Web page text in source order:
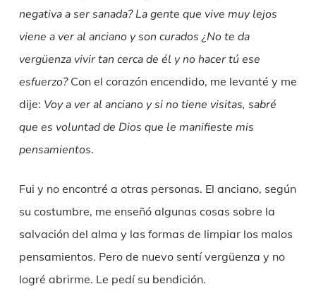
negativa a ser sanada? La gente que vive muy lejos
viene a ver al anciano y son curados ¿No te da
vergüenza vivir tan cerca de él y no hacer tú ese
esfuerzo?Con el corazón encendido, me levanté y me
dije: Voy a ver al anciano y si no tiene visitas, sabré
que es voluntad de Dios que le manifieste mis
pensamientos.
Fui y no encontré a otras personas. El anciano, según
su costumbre, me enseñó algunas cosas sobre la
salvación del alma y las formas de limpiar los malos
pensamientos. Pero de nuevo sentí vergüenza y no
logré abrirme. Le pedí su bendición.